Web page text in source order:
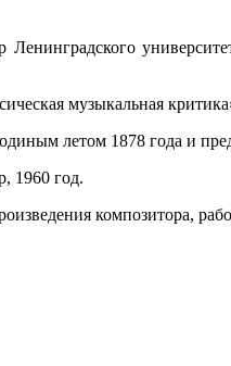
музыкальная
летом 1878 года и
1960 год.
композитора,